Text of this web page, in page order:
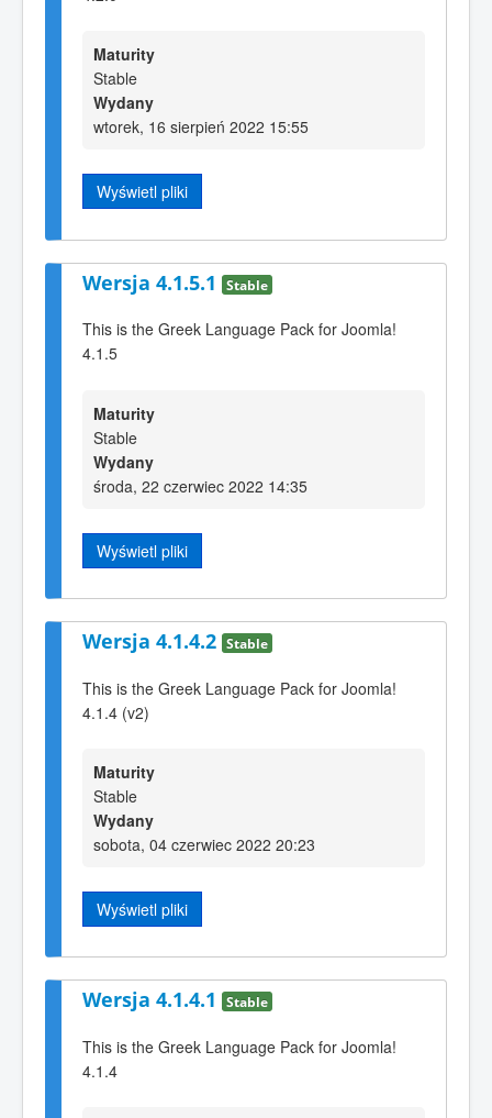
Maturity
Stable
Wydany
wtorek, 16 sierpień 2022 15:55
Wyświetl pliki
Wersja 4.1.5.1 Stable
This is the Greek Language Pack for Joomla!
4.1.5
Maturity
Stable
Wydany
środa, 22 czerwiec 2022 14:35
Wyświetl pliki
Wersja 4.1.4.2 Stable
This is the Greek Language Pack for Joomla!
4.1.4 (v2)
Maturity
Stable
Wydany
sobota, 04 czerwiec 2022 20:23
Wyświetl pliki
Wersja 4.1.4.1 Stable
This is the Greek Language Pack for Joomla!
4.1.4